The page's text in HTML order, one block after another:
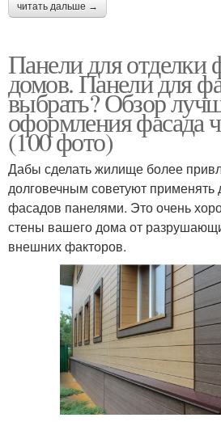
читать дальше →
Панели для отделки
домов. Панели для
выбрать? Обзор
оформления фасада
(100 фото)
Дабы сделать жилище более
долговечным советуют применять
фасадов панелями. Это очень
стены вашего дома от
внешних факторов.